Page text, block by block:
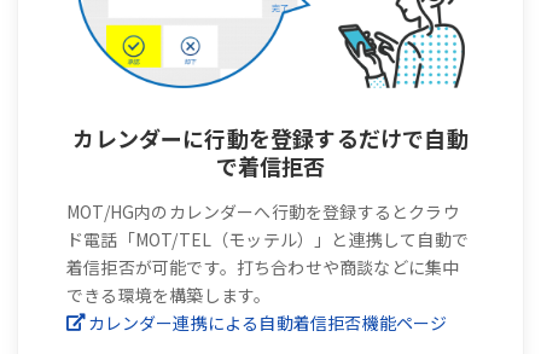
カレンダーに行動を登録するだけで自動
で着信拒否
MOT/HG内のカレンダーへ行動を登録するとクラウ
ド電話「MOT/TEL（モッテル）」と連携して自動で
着信拒否が可能です。打ち合わせや商談などに集中
できる環境を構築します。
カレンダー連携による自動着信拒否機能ページ